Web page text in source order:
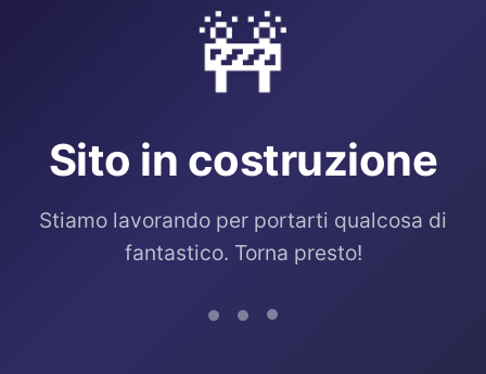
🚧
Sito in costruzione
Stiamo lavorando per portarti qualcosa di
fantastico. Torna presto!